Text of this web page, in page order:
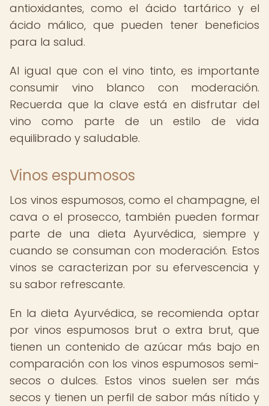
antioxidantes, como el ácido tartárico y el
ácido málico, que pueden tener beneficios
para la salud.
Al igual que con el vino tinto, es importante
consumir vino blanco con moderación.
Recuerda que la clave está en disfrutar del
vino como parte de un estilo de vida
equilibrado y saludable.
Vinos espumosos
Los vinos espumosos, como el champagne, el
cava o el prosecco, también pueden formar
parte de una dieta Ayurvédica, siempre y
cuando se consuman con moderación. Estos
vinos se caracterizan por su efervescencia y
su sabor refrescante.
En la dieta Ayurvédica, se recomienda optar
por vinos espumosos brut o extra brut, que
tienen un contenido de azúcar más bajo en
comparación con los vinos espumosos semi-
secos o dulces. Estos vinos suelen ser más
secos y tienen un perfil de sabor más nítido y